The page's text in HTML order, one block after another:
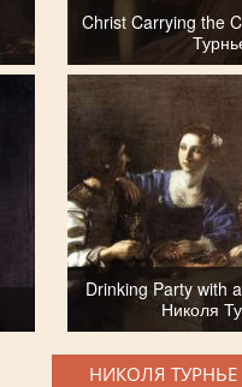
Christ Carrying the
Drinking Party with
Николя
НИКОЛЯ ТУРНЬЕ